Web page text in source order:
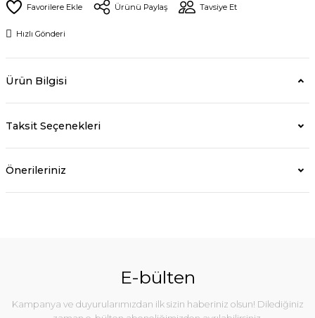
Ürünü Paylaş Tavsiye Et
Hızlı Gönderi
Ürün Bilgisi
Taksit Seçenekleri
Önerileriniz
E-bülten
Kampanya ve duyurularımızdan ilk sizin haberiniz olsun! Dilediğiniz